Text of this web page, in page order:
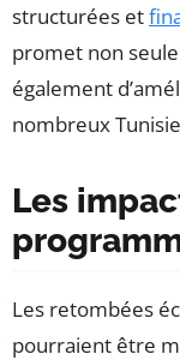
structurées et
promet non
également
nombreux
Les
Les retombées
pourraient être